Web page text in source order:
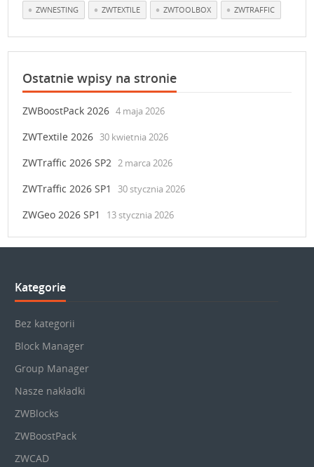
ZWNESTING ZWTEXTILE ZWTOOLBOX ZWTRAFFIC
Ostatnie wpisy na stronie
ZWBoostPack 2026 4 maja 2026
ZWTextile 2026 30 kwietnia 2026
ZWTraffic 2026 SP2 2 marca 2026
ZWTraffic 2026 SP1 30 stycznia 2026
ZWGeo 2026 SP1 13 stycznia 2026
Kategorie
Bez kategorii
Block Manager
Group Manager
Nasze nakładki
ZWBlocks
ZWBoostPack
ZWCAD